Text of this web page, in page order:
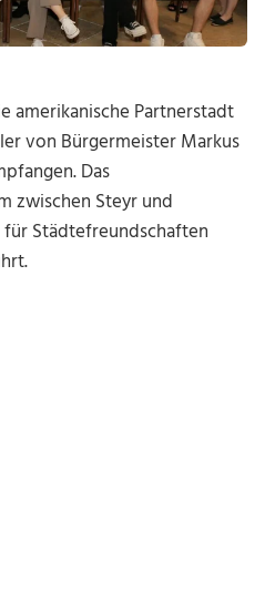
amerikanische Partnerstadt
von Bürgermeister Markus
Das
zwischen Steyr und
Städtefreundschaften